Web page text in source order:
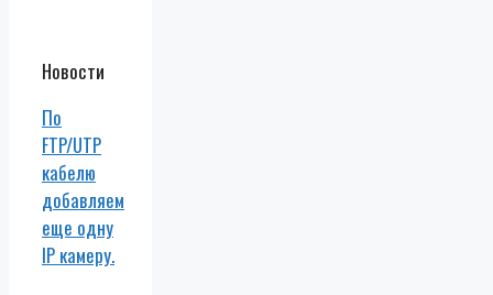
Новости
По
FTP/UTP
кабелю
добавляем
еще одну
IP камеру.